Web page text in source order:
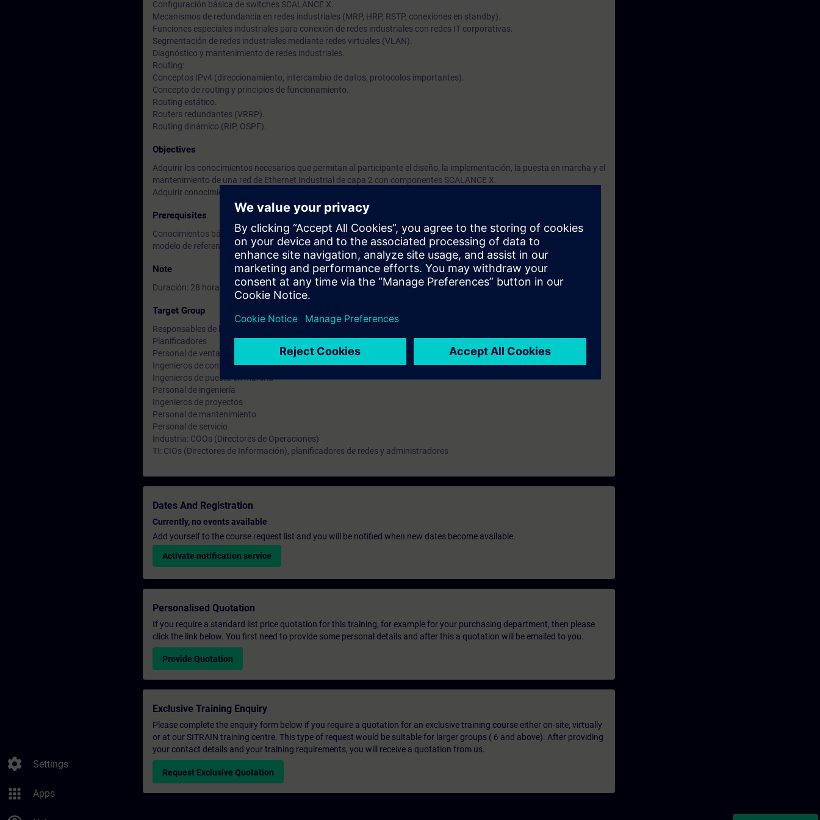
settings Settings
apps Apps
Configuración básica de switches SCALANCE X.
Mecanismos de redundancia en redes industriales (MRP, HRP, RSTP, conexiones en standby).
Funciones especiales industriales para conexión de redes industriales con redes IT corporativas.
Segmentación de redes industriales mediante redes virtuales (VLAN).
Diagnóstico y mantenimiento de redes industriales.
Routing:
Conceptos IPv4 (direccionamiento, intercambio de datos, protocolos importantes).
Concepto de routing y principios de funcionamiento.
Routing estático.
Routers redundantes (VRRP).
Routing dinámico (RIP, OSPF).
Objectives
Adquirir los conocimientos necesarios que permitan al participante el diseño, la implementación, la puesta en marcha y el
mantenimiento de una red de Ethernet Industrial de capa 2 con componentes SCALANCE X.
Adquirir conocimientos básicos de routing para introducir al participante a las redes Industriales de capa 3.
Prerequisites
Conocimientos básicos de redes Ethernet, topologías y direccionamiento IP. Se recomienda estar familiarizado con el
modelo de referencia OSI y los principios de funcionamiento básicos de los switches y los routers.
Note
Duración: 28 horas
Target Group
Responsables de la toma de decisiones
Planificadores
Personal de ventas
Ingenieros de configuración
Ingenieros de puesta en marcha
Personal de ingeniería
Ingenieros de proyectos
Personal de mantenimiento
Personal de servicio
Industria: COOs (Directores de Operaciones)
TI: CIOs (Directores de Información), planificadores de redes y administradores
Dates And Registration
Currently, no events available
Add yourself to the course request list and you will be notified when new dates become available.
Activate notification service
Personalised Quotation
If you require a standard list price quotation for this training, for example for your purchasing department, then please
click the link below. You first need to provide some personal details and after this a quotation will be emailed to you.
Provide Quotation
Exclusive Training Enquiry
Please complete the enquiry form below if you require a quotation for an exclusive training course either on-site, virtually
or at our SITRAIN training centre. This type of request would be suitable for larger groups ( 6 and above). After providing
your contact details and your training requirements, you will receive a quotation from us.
Request Exclusive Quotation